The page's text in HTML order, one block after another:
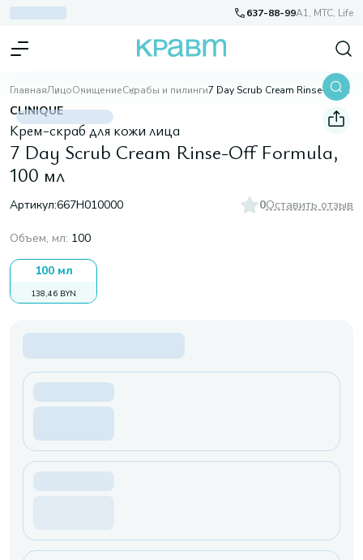
637-88-99A1, МТС, Life
ГлавнаяЛицоОчищениеСкрабы и пилинги 7 Day Scrub Cream Rinse-Off Formula, 100 мл
CLINIQUE
Крем-скраб для кожи лица
7 Day Scrub Cream Rinse-Off Formula,
100 мл
Артикул:667H010000 0Оставить отзыв
Объем, мл: 100
100 мл
138,46 BYN